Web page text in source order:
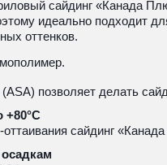
сайдинг «Канада
идеально подходит
оттенков.
позволяет делать
+80°С
сайдинг